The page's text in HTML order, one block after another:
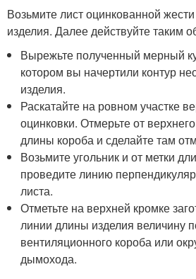
Возьмите лист оцинкованной
изделия. Далее действуйте таким
Вырежьте полученный мерный
котором вы начертили контур
изделия.
Раскатайте на ровном участке
оцинковки. Отмерьте от
длины короба и сделайте там
Возьмите угольник и от метки
проведите линию
листа.
Отметьте на верхней кромке
линии длины изделия величину
вентиляционного короба или
дымохода.